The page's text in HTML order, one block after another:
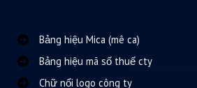
Bảng hiệu Mica (mê ca)
Bảng hiệu mã số thuế cty
Chữ nổi logo công ty